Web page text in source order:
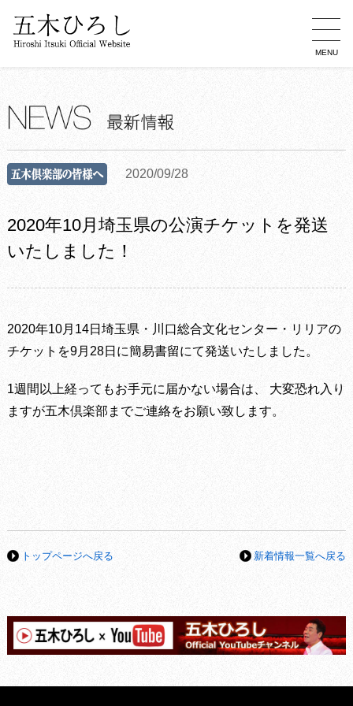
MENU
2020/09/28
2020年10月埼玉県の公演チケットを発送
いたしました！
2020年10月14日埼玉県・川口総合文化センター・リリアの
チケットを9月28日に簡易書留にて発送いたしました。
1週間以上経ってもお手元に届かない場合は、 大変恐れ入り
ますが五木倶楽部までご連絡をお願い致します。
トップページへ戻る 新着情報一覧へ戻る